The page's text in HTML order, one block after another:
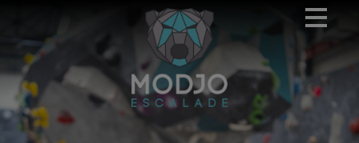
modal-check
Cookies management panel